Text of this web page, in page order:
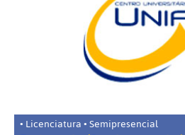
• Licenciatura • Semipresencial